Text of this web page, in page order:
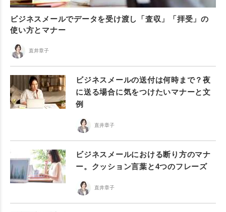
ビジネスメールでデータを受け渡し「査収」「拝受」の
使い方とマナー
直井章子
ビジネスメールの送付は何時まで？夜
に送る場合に気をつけたいマナーと文
例
直井章子
ビジネスメールにおける断り方のマナ
ー。クッション言葉と4つのフレーズ
直井章子